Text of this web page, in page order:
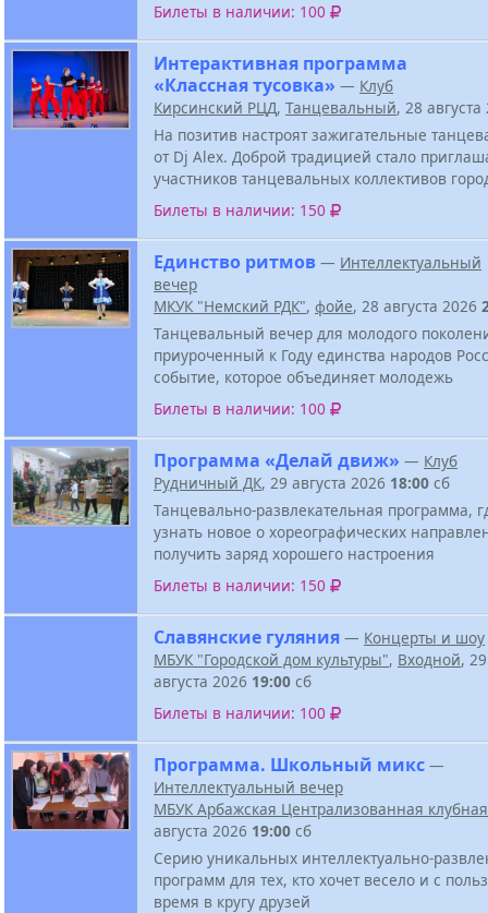
Билеты в наличии: 100
Интерактивная программа
«Классная тусовка» — Клуб
Кирсинский РЦД, Танцевальный, 28
На позитив настроят зажигательные
от Dj Alex. Доброй традицией стало
участников танцевальных коллективов
Билеты в наличии: 150
Единство ритмов — Интеллектуальный
вечер
МКУК "Немский РДК", фойе, 28 августа 2026
Танцевальный вечер для молодого
приуроченный к Году единства народов
событие, которое объединяет молодежь
Билеты в наличии: 100
Программа «Делай движ» — Клуб
Рудничный ДК, 29 августа 2026 18:00 сб
Танцевально-развлекательная программа,
узнать новое о хореографических
получить заряд хорошего настроения
Билеты в наличии: 150
Славянские гуляния — Концерты и шоу
МБУК "Городской дом культуры", Входной, 29
августа 2026 19:00 сб
Билеты в наличии: 100
Программа. Школьный микс —
Интеллектуальный вечер
МБУК Арбажская Централизованная
августа 2026 19:00 сб
Серию уникальных интеллектуально-
программ для тех, кто хочет весело и с
время в кругу друзей